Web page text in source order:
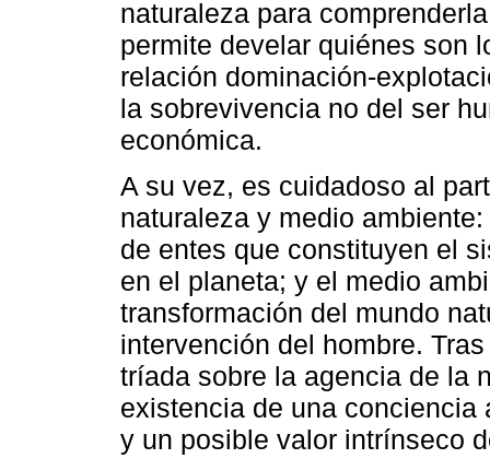
naturaleza para
permite develar quiénes son
relación dominación-
la sobrevivencia no del ser
económica.
A su vez, es cuidadoso al
naturaleza y medio
de entes que constituyen el
en el planeta; y el medio
transformación del mundo
intervención del hombre.
tríada sobre la agencia de la
existencia de una
y un posible valor intrínseco